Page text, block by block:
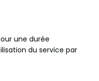
une durée
du service par